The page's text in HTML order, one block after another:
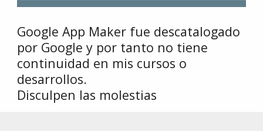
Google App Maker fue descatalogado
por Google y por tanto no tiene
continuidad en mis cursos o
desarrollos.
Disculpen las molestias